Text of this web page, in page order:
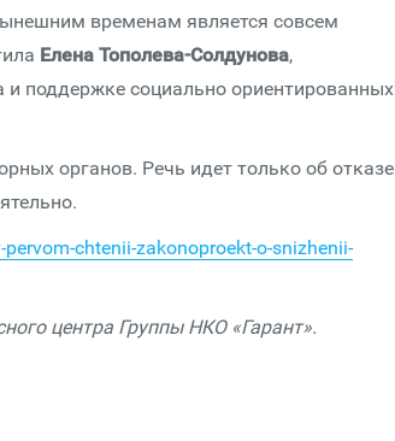
временам является совсем
Елена Тополева-Солдунова,
поддержке социально ориентированных
органов. Речь идет только об отказе
chtenii-zakonoproekt-o-snizhenii-
центра Группы НКО «Гарант».